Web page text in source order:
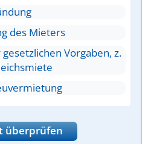
des Mieters
Vorgaben, z.
überprüfen